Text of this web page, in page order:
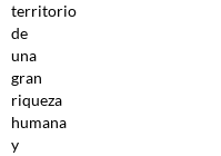
territorio
de
una
gran
riqueza
humana
y